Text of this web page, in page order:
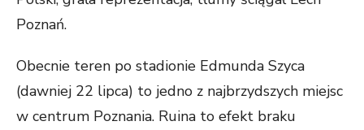
Poznań.
Obecnie teren po stadionie Edmunda Szyca
(dawniej 22 lipca) to jedno z najbrzydszych miejsc
w centrum Poznania. Ruina to efekt braku